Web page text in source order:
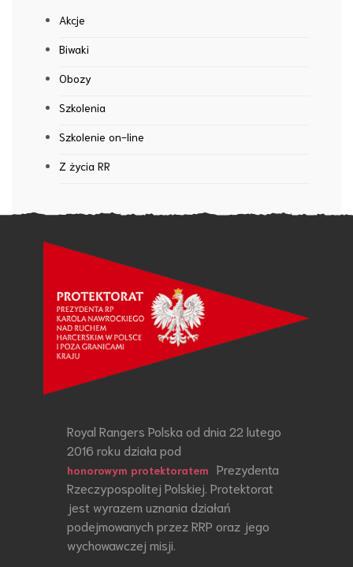
Akcje
Biwaki
Obozy
Szkolenia
Szkolenie on-line
Z życia RR
Royal Rangers Polska od dnia 22 lutego
2016 roku działa pod
honorowym protektoratem
Prezydenta
Rzeczypospolitej Polskiej. Protektorat
jest wyrazem uznania działań
podejmowanych przez RRP oraz jego
wychowawczej misji.